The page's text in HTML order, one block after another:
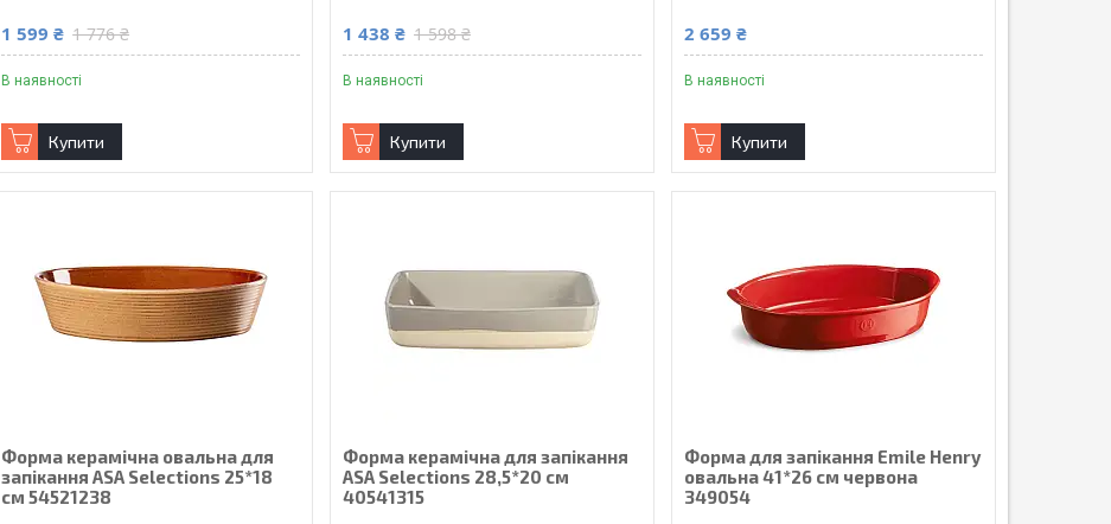
1 599 ₴ 1 776 ₴
В наявності
Купити
1 438 ₴ 1 598 ₴
В наявності
Купити
2 659 ₴
В наявності
Купити
Форма керамічна овальна для
запікання ASA Selections 25*18
см 54521238
Форма керамічна для запікання
ASA Selections 28,5*20 см
40541315
Форма для запікання Emile Henry
овальна 41*26 см червона
349054